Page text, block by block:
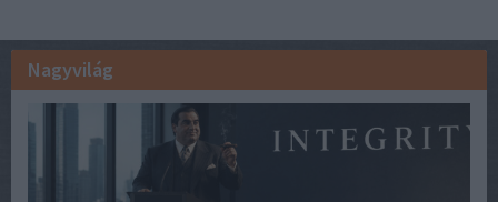
Nagyvilág